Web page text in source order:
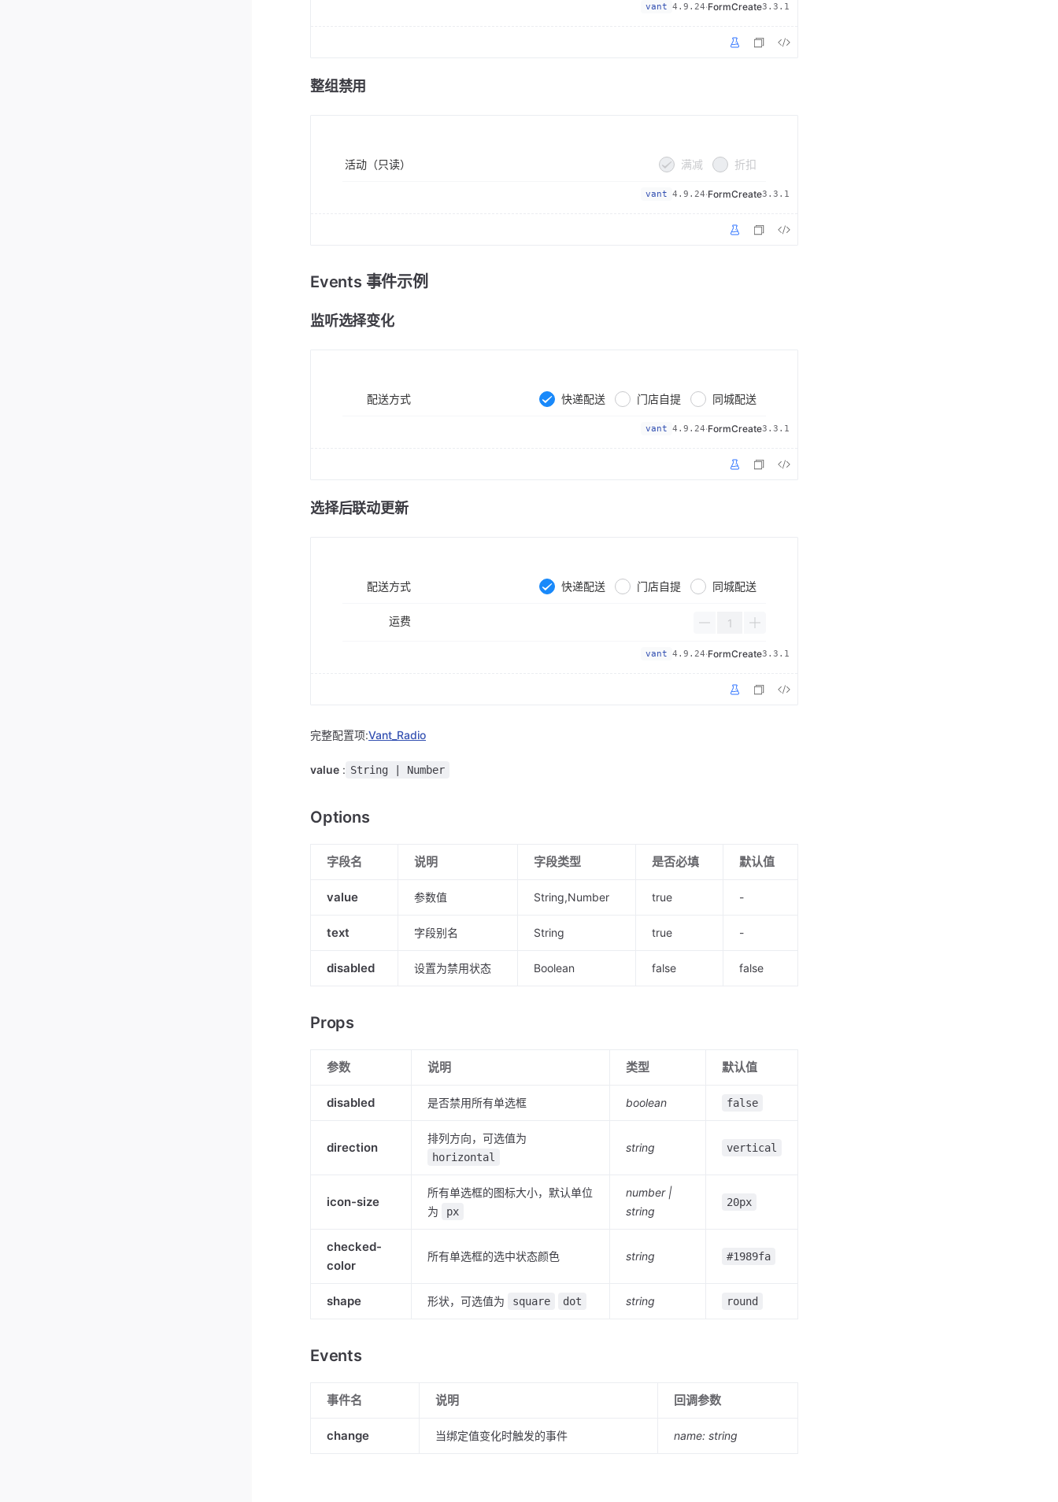
vant 4.9.24·FormCreate3.3.1
整组禁用
vant 4.9.24·FormCreate3.3.1
活动（只读） 满减 折扣
Events 事件示例
监听选择变化
vant 4.9.24·FormCreate3.3.1
配送方式 快递配送 门店自提 同城配送
选择后联动更新
vant 4.9.24·FormCreate3.3.1
配送方式 快递配送 门店自提 同城配送
运费
完整配置项:Vant_Radio
value : String | Number
Options
字段名 说明 字段类型 是否必填 默认值
value 参数值 String,Number true -
text 字段别名 String true -
disabled 设置为禁用状态 Boolean false false
Props
参数 说明 类型 默认值
disabled 是否禁用所有单选框 boolean false
direction
排列方向，可选值为
horizontal
string vertical
icon-size
所有单选框的图标大小，默认单位
为
px
number |
string
20px
checked-
color
所有单选框的选中状态颜色 string #1989fa
shape 形状，可选值为 square dot string round
Events
事件名 说明 回调参数
change 当绑定值变化时触发的事件 name: string